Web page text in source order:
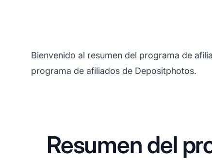
Bienvenido al resumen del programa de
programa de afiliados de Depositphotos.
Resumen del